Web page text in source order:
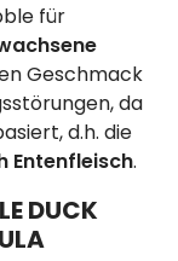
für
Geschmack
, da
d.h. die
Entenfleisch.
DUCK